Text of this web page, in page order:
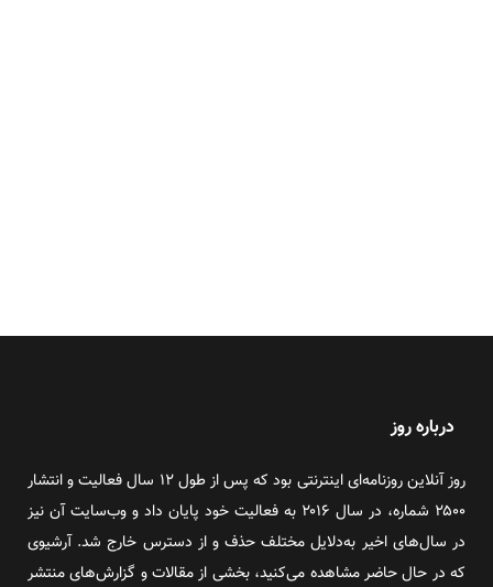
درباره روز
روز آنلاین روزنامه‌ای اینترنتی بود که پس از طول ۱۲ سال فعالیت و انتشار
۲۵۰۰ شماره، در سال ۲۰۱۶ به فعالیت خود پایان داد و وب‌سایت آن نیز
در سال‌های اخیر به‌دلایل مختلف حذف و از دسترس خارج شد. آرشیوی
که در حال حاضر مشاهده می‌کنید، بخشی از مقالات و گزارش‌های منتشر